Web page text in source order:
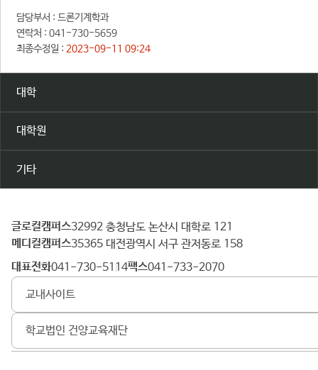
담당부서 : 드론기계학과
연락처 : 041-730-5659
최종수정일 : 2023-09-11 09:24
대학
대학원
기타
건
양
대
학
글로컬캠퍼스 32992 충청남도 논산시 대학로 121
메디컬캠퍼스 35365 대전광역시 서구 관저동로 158
대표전화 041-730-5114 팩스 041-733-2070
교내사이트
학교법인 건양교육재단